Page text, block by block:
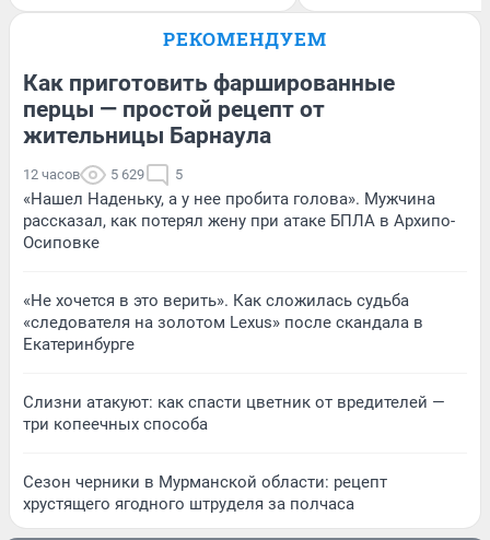
РЕКОМЕНДУЕМ
Как приготовить фаршированные
перцы — простой рецепт от
жительницы Барнаула
12 часов 5 629 5
«Нашел Наденьку, а у нее пробита голова». Мужчина
рассказал, как потерял жену при атаке БПЛА в Архипо-
Осиповке
«Не хочется в это верить». Как сложилась судьба
«следователя на золотом Lexus» после скандала в
Екатеринбурге
Слизни атакуют: как спасти цветник от вредителей —
три копеечных способа
Сезон черники в Мурманской области: рецепт
хрустящего ягодного штруделя за полчаса